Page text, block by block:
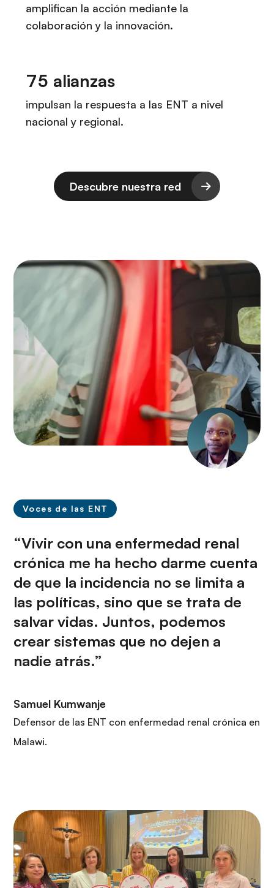
Descubre nuestra red
Voces de las ENT
“Vivir con una enfermedad renal
crónica me ha hecho darme cuenta
de que la incidencia no se limita a
las políticas, sino que se trata de
salvar vidas. Juntos, podemos
crear sistemas que no dejen a
nadie atrás.”
Samuel Kumwanje
Defensor de las ENT con enfermedad renal crónica en
Malawi.